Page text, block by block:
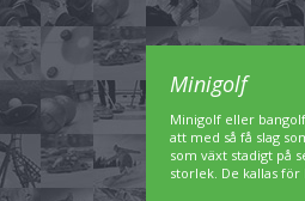
Minigolf
Minigolf eller
att med så få slag
som växt stadigt på
storlek. De kallas